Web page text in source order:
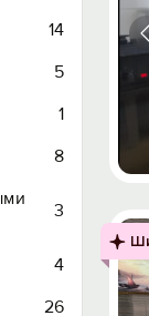
14
5
1
8
3
4
26